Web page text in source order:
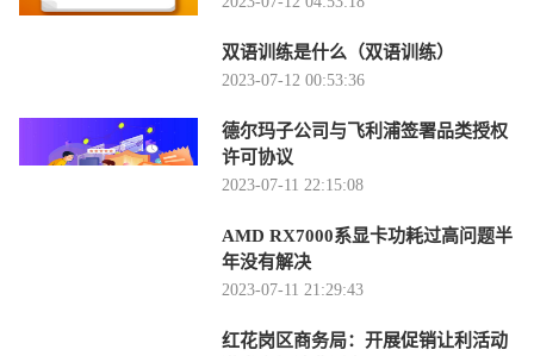
双语训练是什么（双语训练）
2023-07-12 00:53:36
德尔玛子公司与飞利浦签署品类授权
许可协议
2023-07-11 22:15:08
AMD RX7000系显卡功耗过高问题半
年没有解决
2023-07-11 21:29:43
红花岗区商务局：开展促销让利活动